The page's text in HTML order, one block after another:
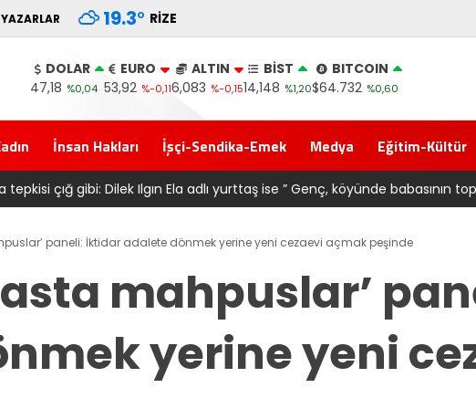
YAZARLAR 19.3° RIZE
DOLAR
47,18 %0,04
EURO
53,92 %-0,11
ALTIN
6,083 %-0,15
BİST
14,148 %1,20
BITCOIN
$64.732 %0,60
İnsan Hakları İşçi-Sendika-Emek Medya Eğitim-Kültür
sonrası 6661 forma alan belediye başkanına ‘Kimin parasıyla’
paneli: İktidar adalete dönmek yerine yeni cezaevi açmak peşinde
mahpuslar’
yerine yeni